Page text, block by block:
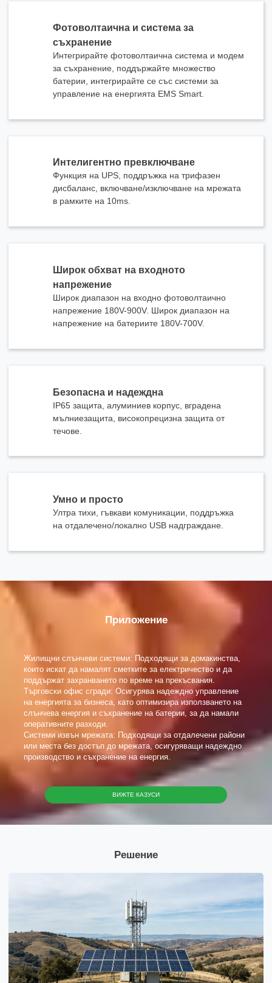
Фотоволтаична и система за
съхранение
Интегрирайте фотоволтаична система и модем
за съхранение, поддържайте множество
батерии, интегрирайте се със системи за
управление на енергията EMS Smart.
Интелигентно превключване
Функция на UPS, поддръжка на трифазен
дисбаланс, включване/изключване на мрежата
в рамките на 10ms.
Широк обхват на входното
напрежение
Широк диапазон на входно фотоволтаично
напрежение 180V-900V. Широк диапазон на
напрежение на батериите 180V-700V.
Безопасна и надеждна
IP65 защита, алуминиев корпус, вградена
мълниезащита, високопрецизна защита от
течове.
Умно и просто
Ултра тихи, гъвкави комуникации, поддръжка
на отдалечено/локално USB надграждане.
Приложение
Жилищни слънчеви системи: Подходящи за домакинства,
които искат да намалят сметките за електричество и да
поддържат захранването по време на прекъсвания.
Търговски офис сгради: Осигурява надеждно управление
на енергията за бизнеса, като оптимизира използването на
слънчева енергия и съхранение на батерии, за да намали
оперативните разходи.
Системи извън мрежата: Подходящи за отдалечени райони
или места без достъп до мрежата, осигуряващи надеждно
производство и съхранение на енергия.
ВИЖТЕ КАЗУСИ
Решение
Ние сме тук, за да отговорим на вашите въпроси и да предоставим енергийните
Моля, изберете тип продукт